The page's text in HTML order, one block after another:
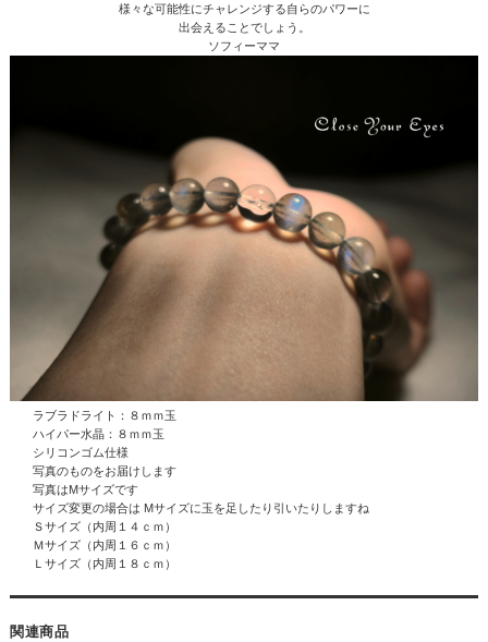
様々な可能性にチャレンジする自らのパワーに
出会えることでしょう。
ソフィーママ
ラブラドライト：８ｍｍ玉
ハイパー水晶 ：８ｍｍ玉
シリコンゴム仕様
写真のものをお届けします
写真はMサイズです
サイズ変更の場合は Mサイズに玉を足したり引いたりしますね
Ｓサイズ（内周１４ｃｍ）
Ｍサイズ（内周１６ｃｍ）
Ｌサイズ（内周１８ｃｍ）
関連商品